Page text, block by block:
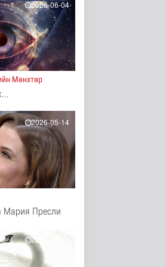
57 минутын өмнө
ын зочид,
үйлчлэх
ж..
18 минутын өмнө
нөөцийг
арилгах..
22 минутын өмнө
иргэдийн
Хурлын
..
29 минутын өмнө
аюулаас
байна
орчин
43 минутын өмнө
2026-06-04
Мөнхтөр
2026-05-14
Мария Пресли
2026-05-14